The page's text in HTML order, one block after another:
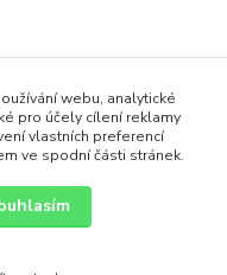
webu, analytické
pro účely cílení reklamy
vlastních preferencí
ve spodní části stránek.